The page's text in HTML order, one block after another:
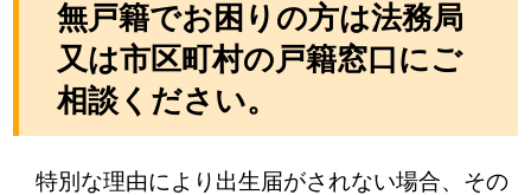
無戸籍でお困りの方は法務局
又は市区町村の戸籍窓口にご
相談ください。
特別な理由により出生届がされない場合、その